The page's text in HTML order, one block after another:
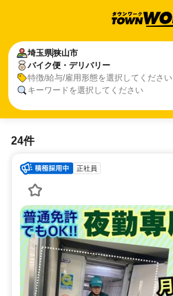
埼玉県狭山市
バイク便・デリバリー
特徴/給与/雇用形態を選択してください
キーワードを選択してください
24件
正社員